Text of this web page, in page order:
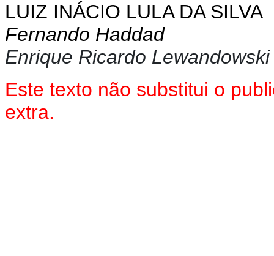
LUIZ INÁCIO LULA DA SILVA
Fernando Haddad
Enrique Ricardo Lewandowski
Este texto não substitui o
extra.